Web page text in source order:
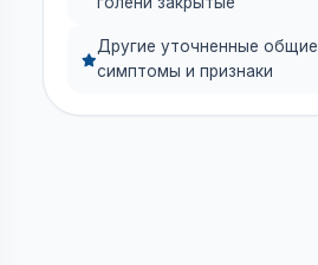
Другие уточненные общие
симптомы и признаки